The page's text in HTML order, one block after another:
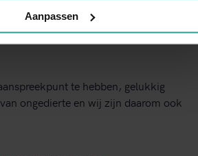
Aanpassen
te hebben, gelukkig
ongedierte en wij zijn daarom ook